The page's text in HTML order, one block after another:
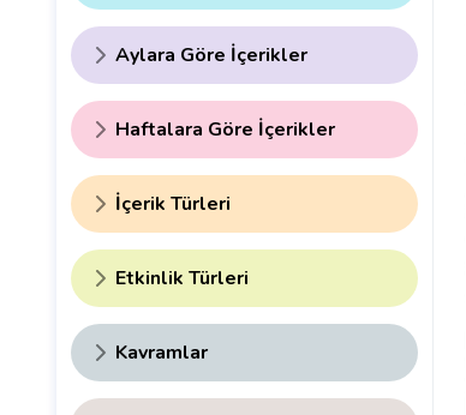
Aylara Göre İçerikler
Haftalara Göre İçerikler
İçerik Türleri
Etkinlik Türleri
Kavramlar